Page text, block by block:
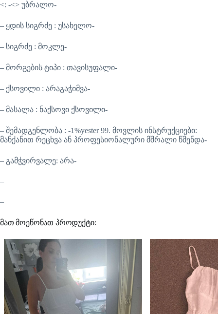
<: -<> უბრალო-
– ყდის სიგრძე : უსახელო-
– სიგრძე : მოკლე-
– მორგების ტიპი : თავისუფალი-
– ქსოვილი : არაგაჭიმვა-
– მასალა : ნაქსოვი ქსოვილი-
– შემადგენლობა : -1%yester 99. მოვლის ინსტრუქციები:
მანქანით რეცხვა ან პროფესიონალური მშრალი წმენდა-
– გამჭვირვალე: არა-
–
–
მათ მოეწონათ პროდუქტი: